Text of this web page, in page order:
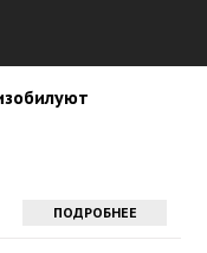
ПОДРОБНЕЕ